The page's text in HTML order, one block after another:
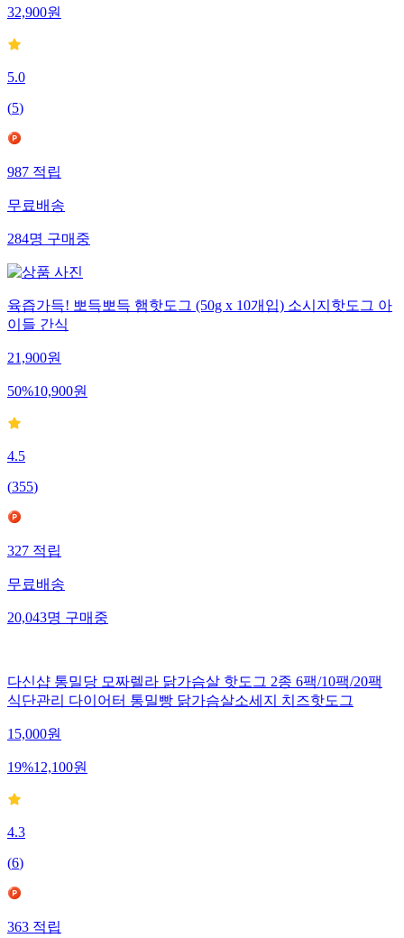
32,900원
5.0
(5)
987 적립
무료배송
284명 구매중
육즙가득! 뽀득뽀득 햄핫도그 (50g x 10개입) 소시지핫도그 아
이들 간식
21,900원
50%10,900원
4.5
(355)
327 적립
무료배송
20,043명 구매중
다신샵 통밀당 모짜렐라 닭가슴살 핫도그 2종 6팩/10팩/20팩
식단관리 다이어터 통밀빵 닭가슴살소세지 치즈핫도그
15,000원
19%12,100원
4.3
(6)
363 적립